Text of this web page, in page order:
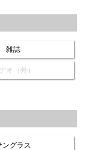
雑誌
オ（外）
ングラス